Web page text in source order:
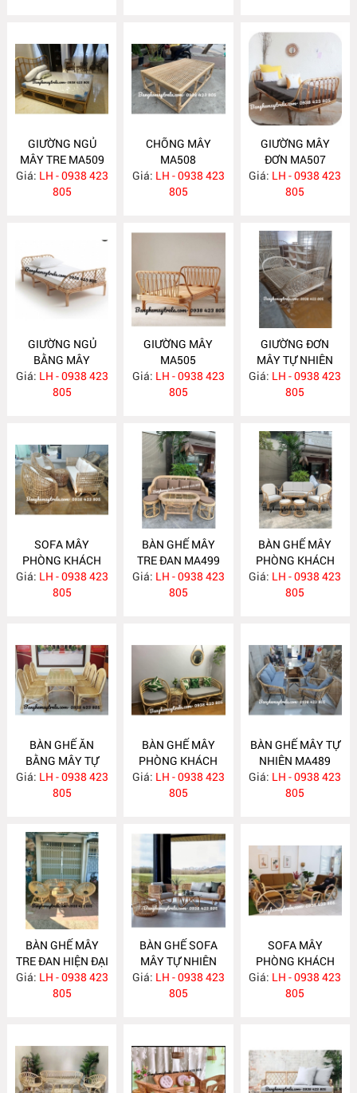
GIƯỜNG NGỦ
MÂY TRE MA509
Giá: LH - 0938 423
805
CHÕNG MÂY
MA508
Giá: LH - 0938 423
805
GIƯỜNG MÂY
ĐƠN MA507
Giá: LH - 0938 423
805
GIƯỜNG NGỦ
BẰNG MÂY
MA506
Giá: LH - 0938 423
805
GIƯỜNG MÂY
MA505
Giá: LH - 0938 423
805
GIƯỜNG ĐƠN
MÂY TỰ NHIÊN
MA504
Giá: LH - 0938 423
805
SOFA MÂY
PHÒNG KHÁCH
KIỂU HIỆN ĐẠI
MA502
Giá: LH - 0938 423
805
BÀN GHẾ MÂY
TRE ĐAN MA499
Giá: LH - 0938 423
805
BÀN GHẾ MÂY
PHÒNG KHÁCH
KIỂU HIỆN ĐẠI
MA493
Giá: LH - 0938 423
805
BÀN GHẾ ĂN
BẰNG MÂY TỰ
NHIÊN MA492
Giá: LH - 0938 423
805
BÀN GHẾ MÂY
PHÒNG KHÁCH
MA490
Giá: LH - 0938 423
805
BÀN GHẾ MÂY TỰ
NHIÊN MA489
Giá: LH - 0938 423
805
BÀN GHẾ MÂY
TRE ĐAN HIỆN ĐẠI
MA488
Giá: LH - 0938 423
805
BÀN GHẾ SOFA
MÂY TỰ NHIÊN
MA487
Giá: LH - 0938 423
805
SOFA MÂY
PHÒNG KHÁCH
MA486
Giá: LH - 0938 423
805